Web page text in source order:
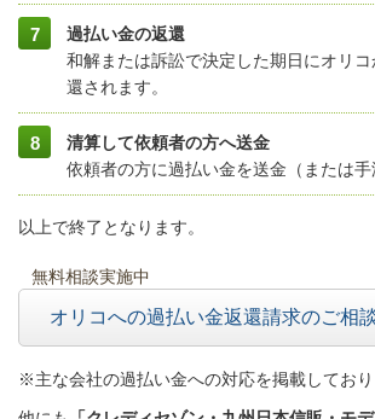
過払い金の返還
和解または訴訟で決定した期日にオリ
還されます。
清算して依頼者の方へ送金
依頼者の方に過払い金を送金（または手
以上で終了となります。
無料相談実施中
オリコへの過払い金返還請求のご相
※主な会社の過払い金への対応を掲載しており